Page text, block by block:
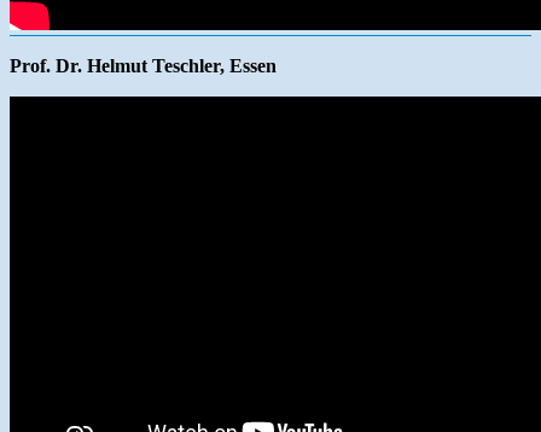
Prof. Dr. Helmut Teschler, Essen